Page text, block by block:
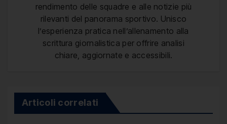
rendimento delle squadre e alle notizie più
rilevanti del panorama sportivo. Unisco
l’esperienza pratica nell’allenamento alla
scrittura giornalistica per offrire analisi
chiare, aggiornate e accessibili.
Articoli correlati